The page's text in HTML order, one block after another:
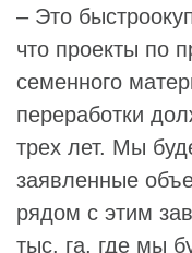
– Это
что проекты по
семенного
переработки
трех лет. Мы
заявленные
рядом с этим
тыс. га, где мы